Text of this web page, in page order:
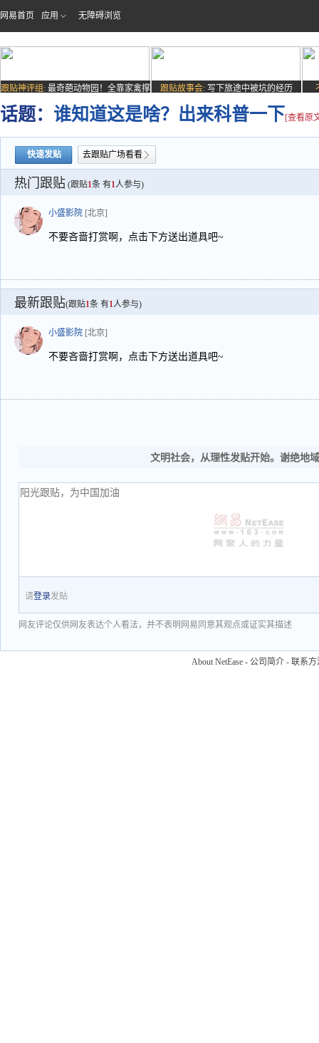
网易首页 应用 无障碍浏览
跟贴神评组: 最奇葩动物园！全靠家禽撑
场子
跟贴故事会: 写下旅途中被坑的经历
话题： 谁知道这是啥？出来科普一下[查看原
快速发贴 去跟贴广场看看
热门跟贴 (跟贴1条 有1人参与)
小盛影院 [北京]
不要吝啬打赏啊，点击下方送出道具吧~
最新跟贴(跟贴1条 有1人参与)
小盛影院 [北京]
不要吝啬打赏啊，点击下方送出道具吧~
文明社会，从理性发贴开始。谢绝地
请登录发贴
网友评论仅供网友表达个人看法，并不表明网易同意其观点或证实其描述
About NetEase - 公司简介 - 联系方